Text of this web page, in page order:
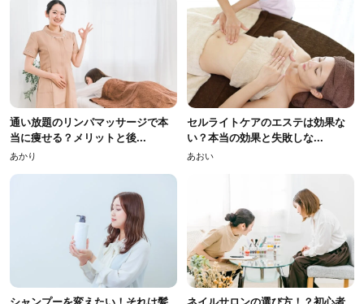
通い放題のリンパマッサージで本
当に痩せる？メリットと後...
あかり
セルライトケアのエステは効果な
い？本当の効果と失敗しな...
あおい